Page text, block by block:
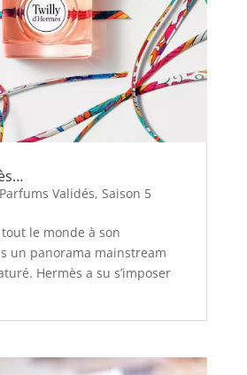
Parfums Validés, Saison 5
le monde à son
un panorama mainstream
Hermès a su s’imposer